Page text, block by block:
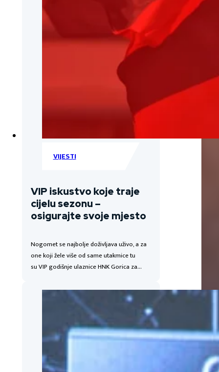
VIJESTI
VIP iskustvo koje traje
cijelu sezonu –
osigurajte svoje mjesto
Nogomet se najbolje doživljava uživo, a za
one koji žele više od same utakmice tu
su VIP godišnje ulaznice HNK Gorica za…